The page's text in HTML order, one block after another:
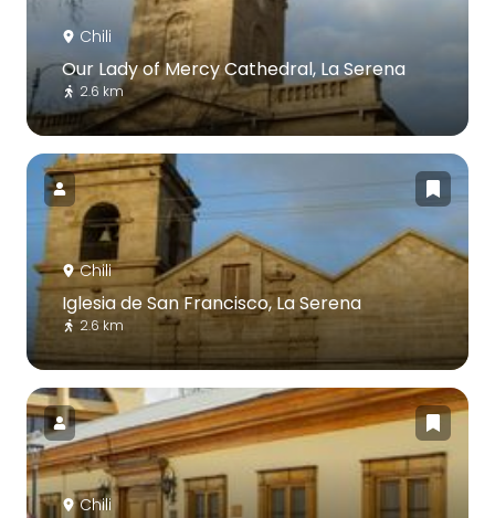
Chili
Our Lady of Mercy Cathedral, La Serena
2.6 km
Chili
Iglesia de San Francisco, La Serena
2.6 km
Chili